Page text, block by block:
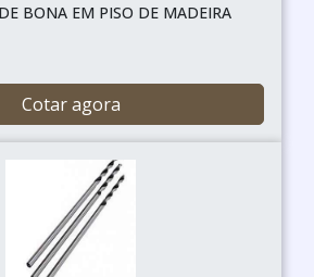
BONA EM PISO DE MADEIRA
Cotar agora